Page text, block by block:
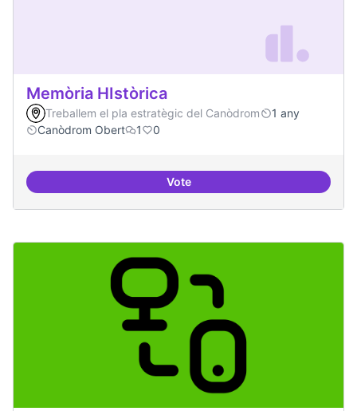
Memòria HIstòrica
Treballem el pla estratègic del Canòdrom
1 any
Canòdrom Obert
1 0
VoteMemòria HIstòrica